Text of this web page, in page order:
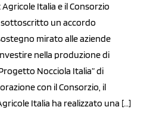
Italia e il Consorzio
sottoscritto un accordo
mirato alle aziende
nella produzione di
Nocciola Italia” di
con il Consorzio, il
Italia ha realizzato una […]